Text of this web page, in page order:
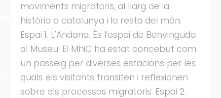
moviments migratoris, al llarg de la
història a catalunya i la resta del món.
Espai 1. L'Andana. És l’espai de Benvinguda
al Museu. El MhiC ha estat concebut com
un passeig per diverses estacions per les
quals els visitants transiten i reflexionen
sobre els processos migratoris. Espai 2.